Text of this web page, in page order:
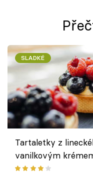
SLADKÉ
Tartaletky z
vanilkovým
ovocem podle